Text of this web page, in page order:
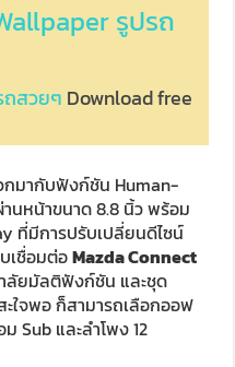
รูปรถ
ถสวยๆ Download free
กมากับฟังก์ชัน Human-
นหน้าขนาด 8.8 นิ้ว พร้อม
ที่มีการปรับเปลี่ยนดีไซน์
เชื่อมต่อMazda Connect
ลัยมัลติฟังก์ชัน และชุด
ใจพอ ก็สามารถเลือกออฟ
Sub และลำโพง 12